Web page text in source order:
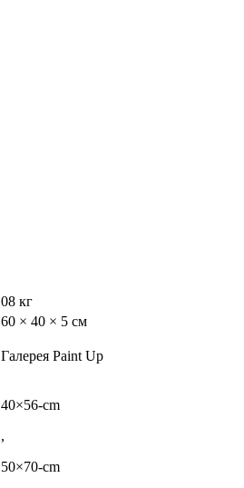
08 кг
60 × 40 × 5 см
Галерея Paint Up
40×56-cm
,
50×70-cm